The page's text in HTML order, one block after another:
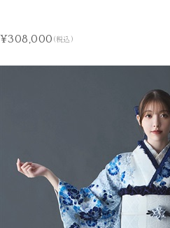
¥308,000 (税込)